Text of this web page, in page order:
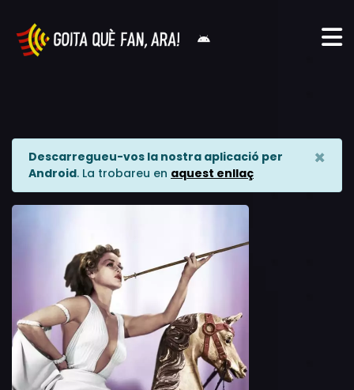
Descarregueu-vos la nostra aplicació per
Android. La trobareu en aquest enllaç
×